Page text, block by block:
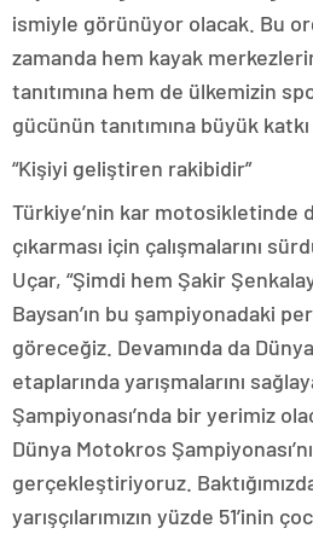
ismiyle görünüyor olacak. Bu
zamanda hem kayak
tanıtımına hem de ülkemizin
gücünün tanıtımına büyük
“Kişiyi geliştiren rakibidir”
Türkiye’nin kar motosikletinde
çıkarması için çalışmalarını
Uçar, “Şimdi hem Şakir
Baysan’ın bu şampiyonadaki
göreceğiz. Devamında da
etaplarında yarışmalarını
Şampiyonası’nda bir yerimiz
Dünya Motokros
gerçekleştiriyoruz.
yarışçılarımızın yüzde 51’inin